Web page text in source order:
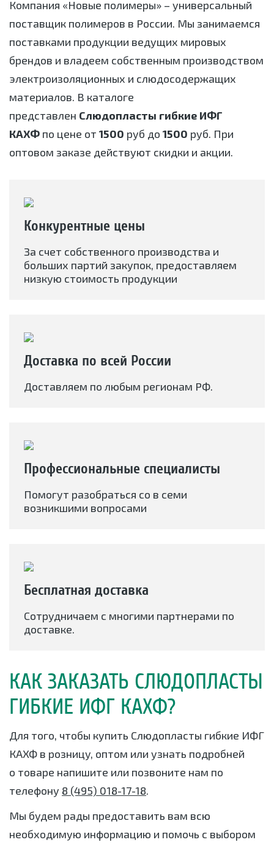
Компания «Новые полимеры» – универсальный
поставщик полимеров в России. Мы занимаемся
поставками продукции ведущих мировых
брендов и владеем собственным производством
электроизоляционных и слюдосодержащих
материалов. В каталоге
представлен Слюдопласты гибкие ИФГ
КАХФ по цене от 1500 руб до 1500 руб. При
оптовом заказе действуют скидки и акции.
Конкурентные цены
За счет собственного производства и
больших партий закупок, предоставляем
низкую стоимость продукции
Доставка по всей России
Доставляем по любым регионам РФ.
Профессиональные специалисты
Помогут разобраться со в семи
возникшими вопросами
Бесплатная доставка
Сотрудничаем с многими партнерами по
доставке.
КАК ЗАКАЗАТЬ СЛЮДОПЛАСТЫ
ГИБКИЕ ИФГ КАХФ?
Для того, чтобы купить Слюдопласты гибкие ИФГ
КАХФ в розницу, оптом или узнать подробней
о товаре напишите или позвоните нам по
телефону 8 (495) 018-17-18.
Мы будем рады предоставить вам всю
необходимую информацию и помочь с выбором